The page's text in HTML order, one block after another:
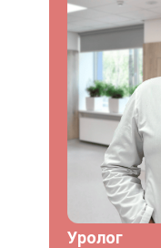
Уролог